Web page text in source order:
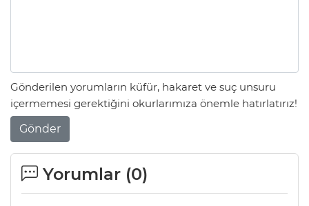
Gönderilen yorumların küfür, hakaret ve suç unsuru
içermemesi gerektiğini okurlarımıza önemle hatırlatırız!
Gönder
Yorumlar (0)